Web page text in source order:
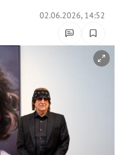
02.06.2026, 14:52